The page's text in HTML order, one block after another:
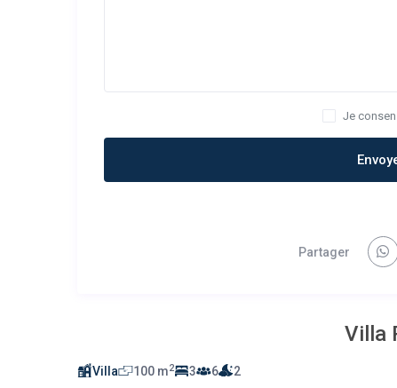
Je
Partager
Villa
Villa 100 m2 3 6 2